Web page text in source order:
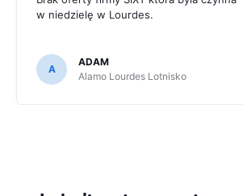
w niedzielę w Lourdes.
A
ADAM
Alamo Lourdes Lotnisko